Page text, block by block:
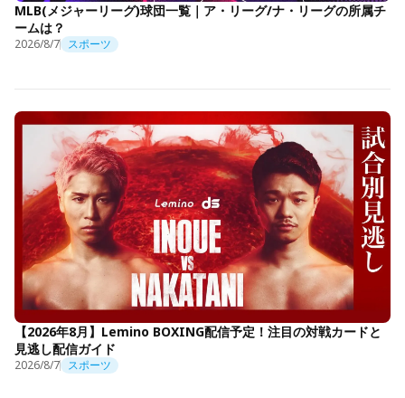
MLB(メジャーリーグ)球団一覧｜ア・リーグ/ナ・リーグの所属チ
ームは？
2026/8/7 スポーツ
【2026年8月】Lemino BOXING配信予定！注目の対戦カードと
見逃し配信ガイド
2026/8/7 スポーツ